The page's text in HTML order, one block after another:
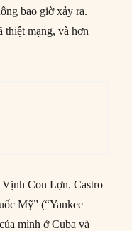
bao giờ xảy ra.
thiệt mạng, và hơn
Vịnh Con Lợn. Castro
Mỹ” (“Yankee
mình ở Cuba và